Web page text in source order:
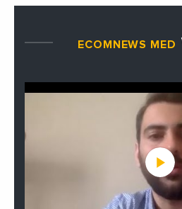
ECOMNEWS MED